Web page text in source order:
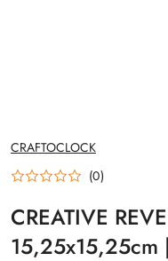
NAZWA
PRODUCENTA:
CRAFTOCLOCK
(0)
CREATIVE
15,25x15,25cm